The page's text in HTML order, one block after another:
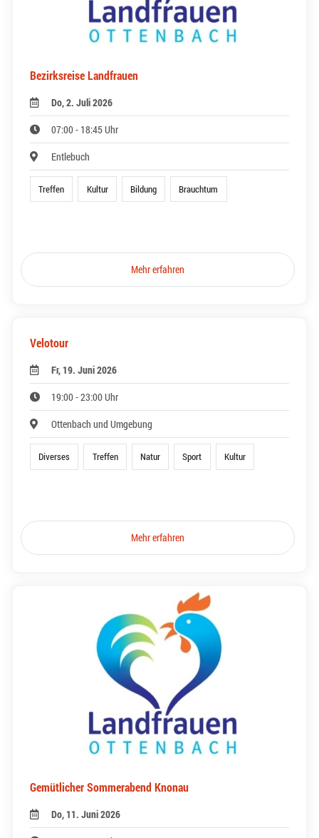
Bezirksreise Landfrauen
Do, 2. Juli 2026
07:00 - 18:45 Uhr
Entlebuch
Treffen Kultur Bildung Brauchtum
Mehr erfahren
Velotour
Fr, 19. Juni 2026
19:00 - 23:00 Uhr
Ottenbach und Umgebung
Diverses Treffen Natur Sport Kultur
Mehr erfahren
Gemütlicher Sommerabend Knonau
Do, 11. Juni 2026